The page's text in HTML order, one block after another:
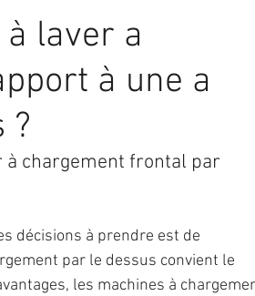
laver a
à une a
?
à chargement frontal par
décisions à prendre est de
par le dessus convient le
les machines à